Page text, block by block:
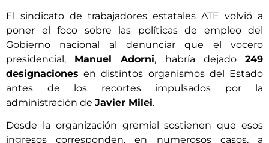
El sindicato de trabajadores estatales ATE volvió a
poner el foco sobre las políticas de empleo del
Gobierno nacional al denunciar que el vocero
presidencial, Manuel Adorni, habría dejado249
designaciones en distintos organismos del Estado
antes de los recortes impulsados por la
administración de Javier Milei.
Desde la organización gremial sostienen que esos
ingresos corresponden, en numerosos casos, a